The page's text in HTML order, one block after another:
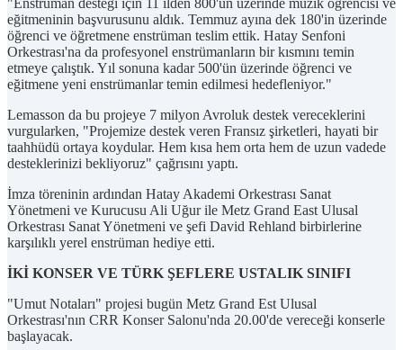
eğitmeninin başvurusunu aldık. Temmuz ayına dek 180'in üzerinde
öğrenci ve öğretmene enstrüman teslim ettik. Hatay Senfoni
Orkestrası'na da profesyonel enstrümanların bir kısmını temin
etmeye çalıştık. Yıl sonuna kadar 500'ün üzerinde öğrenci ve
eğitmene yeni enstrümanlar temin edilmesi hedefleniyor."
Lemasson da bu projeye 7 milyon Avroluk destek vereceklerini
vurgularken, "Projemize destek veren Fransız şirketleri, hayati bir
taahhüdü ortaya koydular. Hem kısa hem orta hem de uzun vadede
desteklerinizi bekliyoruz" çağrısını yaptı.
İmza töreninin ardından Hatay Akademi Orkestrası Sanat
Yönetmeni ve Kurucusu Ali Uğur ile Metz Grand East Ulusal
Orkestrası Sanat Yönetmeni ve şefi David Rehland birbirlerine
karşılıklı yerel enstrüman hediye etti.
İKİ KONSER VE TÜRK ŞEFLERE USTALIK SINIFI
"Umut Notaları" projesi bugün Metz Grand Est Ulusal
Orkestrası'nın CRR Konser Salonu'nda 20.00'de vereceği konserle
başlayacak.